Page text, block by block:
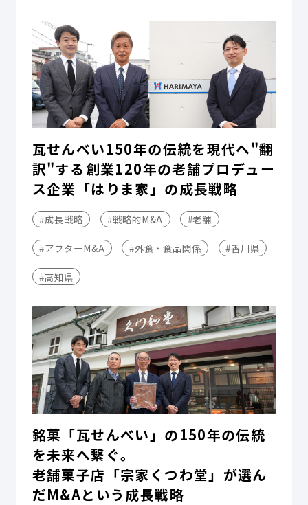
瓦せんべい150年の伝統を現代へ"翻
訳"する――創業120年の老舗プロデュー
ス企業「はりま家」の成長戦略
#成長戦略 #戦略的M&A #老舗
#アフターM&A #外食・食品関係 #香川県
#高知県
銘菓「瓦せんべい」の150年の伝統
を未来へ繋ぐ。
老舗菓子店「宗家くつわ堂」が選ん
だM&Aという成長戦略